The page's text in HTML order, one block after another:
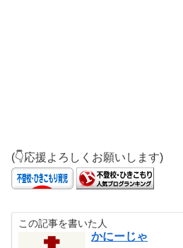
(👇応援よろしくお願いします)
この記事を書いた人
かにーじゃ